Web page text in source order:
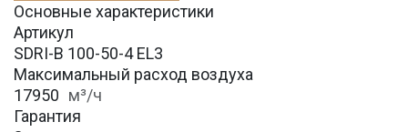
Основные характеристики
Артикул
SDRI-B 100-50-4 EL3
Максимальный расход воздуха
17950 м³/ч
Гарантия